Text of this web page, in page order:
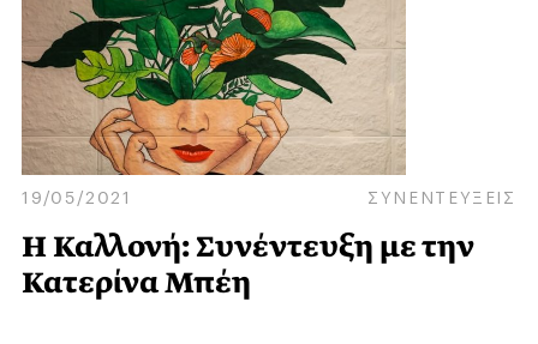
19/05/2021 ΣΥΝΕΝΤΕΥΞΕΙΣ
Η Καλλονή: Συνέντευξη με την
Κατερίνα Μπέη